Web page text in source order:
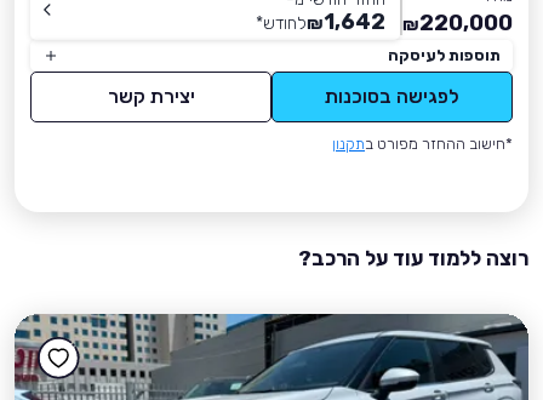
220,000
₪
1,642
₪לחודש*
תוספות לעיסקה
לפגישה בסוכנות יצירת קשר
*חישוב ההחזר מפורט בתקנון
רוצה ללמוד עוד על הרכב?